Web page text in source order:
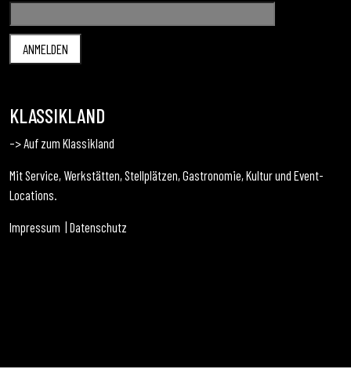
KLASSIKLAND
–> Auf zum Klassikland
Mit Service, Werkstätten, Stellplätzen, Gastronomie, Kultur und Event-
Locations.
Impressum | Datenschutz